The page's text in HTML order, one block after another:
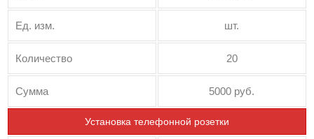
Ед. изм. шт.
Количество 20
Сумма 5000 руб.
Установка телефонной розетки